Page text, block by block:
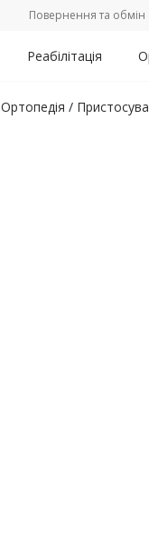
Повернення та обмін
Реабілітація
Ортопедія /